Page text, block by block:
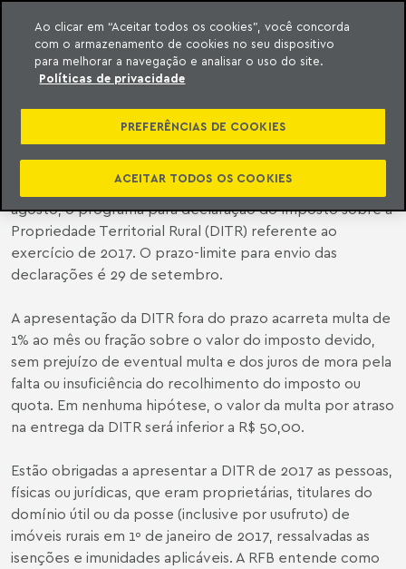
o conteúdo
Meyer
DECLARAÇÃO DO ITR
A Receita Federal (RFB) liberou na segunda-feira, 14 de
agosto, o programa para declaração do Imposto sobre a
Propriedade Territorial Rural (DITR) referente ao
exercício de 2017. O prazo-limite para envio das
declarações é 29 de setembro.
A apresentação da DITR fora do prazo acarreta multa de
1% ao mês ou fração sobre o valor do imposto devido,
sem prejuízo de eventual multa e dos juros de mora pela
falta ou insuficiência do recolhimento do imposto ou
quota. Em nenhuma hipótese, o valor da multa por atraso
na entrega da DITR será inferior a R$ 50,00.
Estão obrigadas a apresentar a DITR de 2017 as pessoas,
físicas ou jurídicas, que eram proprietárias, titulares do
domínio útil ou da posse (inclusive por usufruto) de
imóveis rurais em 1º de janeiro de 2017, ressalvadas as
isenções e imunidades aplicáveis. A RFB entende como
Ao clicar em “Aceitar todos os cookies”, você concorda
com o armazenamento de cookies no seu dispositivo
para melhorar a navegação e analisar o uso do site.
Políticas de privacidade
PREFERÊNCIAS DE COOKIES
ACEITAR TODOS OS COOKIES